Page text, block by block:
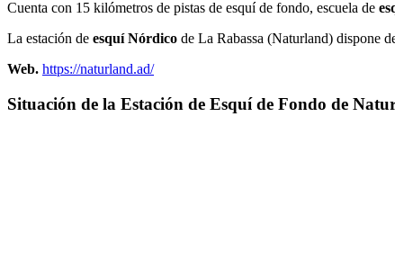
Cuenta con 15 kilómetros de pistas de esquí de fondo, escuela de
La estación de esquí Nórdico de La Rabassa (Naturland) dispone
Web. https://naturland.ad/
Situación de la Estación de Esquí de Fondo de